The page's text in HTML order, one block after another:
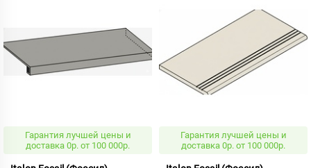
Гарантия лучшей цены и
доставка 0р. от 100 000р.
Гарантия лучшей цены и
доставка 0р. от 100 000р.